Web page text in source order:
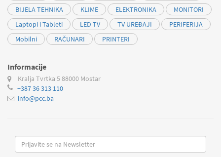
BIJELA TEHNIKA
KLIME ELEKTRONIKA
MONITORI
Laptopi i Tableti
LED TV TV UREĐAJI
PERIFERIJA
Mobilni
RAČUNARI PRINTERI
Informacije
Kralja Tvrtka 5 88000 Mostar
+387 36 313 110
info@pcc.ba